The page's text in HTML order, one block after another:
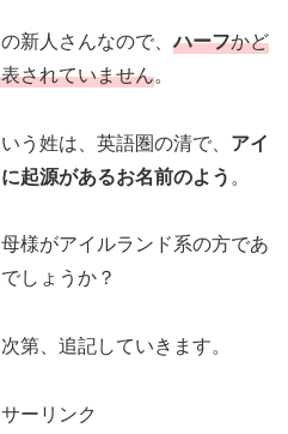
新人さんなので、ハーフかど
されていません。
う姓は、英語圏の清で、 アイ
起源があるお名前のよう。
様がアイルランド系の方であ
しょうか？
第、追記していきます。
ーリンク